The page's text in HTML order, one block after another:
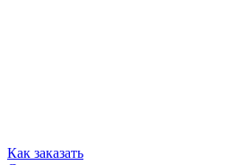
Как заказать